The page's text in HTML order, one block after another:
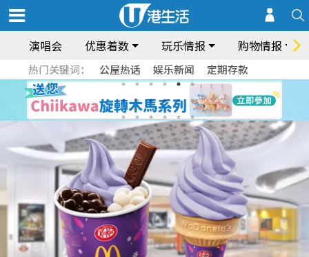
演唱会 优惠着数 玩乐情报 购物情报
热门关键词： 公屋热话 娱乐新闻 定期存款